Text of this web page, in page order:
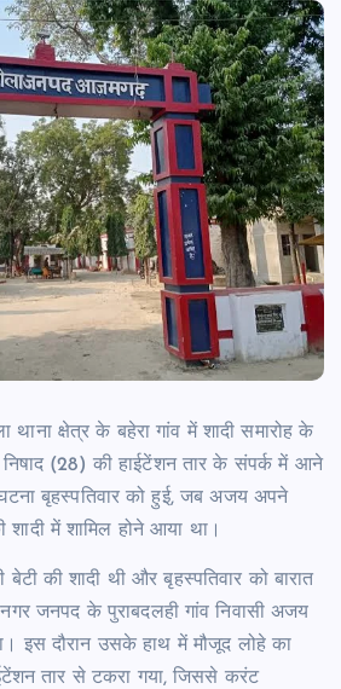
क्षेत्र के बहेरा गांव में शादी समारोह के
(28) की हाईटेंशन तार के संपर्क में आने
बृहस्पतिवार को हुई, जब अजय अपने
शादी में शामिल होने आया था।
बेटी की शादी थी और बृहस्पतिवार को बारात
जनपद के पुराबदलही गांव निवासी अजय
इस दौरान उसके हाथ में मौजूद लोहे का
तार से टकरा गया, जिससे करंट